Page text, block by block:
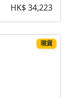
HK$ 34,223
現貨